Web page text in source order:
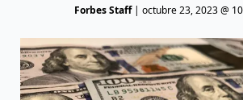
Forbes Staff| octubre 23, 2023 @